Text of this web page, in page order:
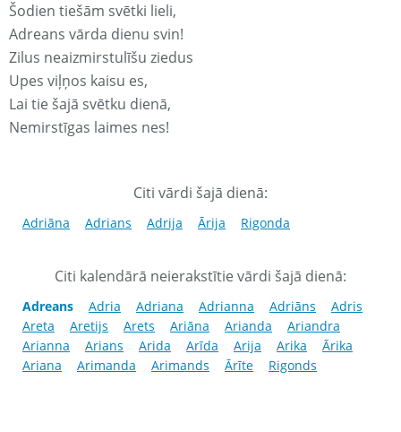
Šodien tiešām svētki lieli,
Adreans vārda dienu svin!
Zilus neaizmirstulīšu ziedus
Upes viļņos kaisu es,
Lai tie šajā svētku dienā,
Nemirstīgas laimes nes!
Citi vārdi šajā dienā:
Adriāna Adrians Adrija Ārija Rigonda
Citi kalendārā neierakstītie vārdi šajā dienā:
Adreans Adria Adriana Adrianna Adriāns
Adris
Areta
Aretijs Arets Ariāna Arianda
Ariandra
Arianna
Arians Arida Arīda Arija Arika
Ārika
Ariana
Arimanda Arimands Ārīte Rigonds